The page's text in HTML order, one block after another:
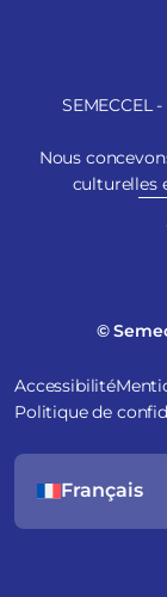
Nous
culturelles
©
Accessibilité
Politique de
Français